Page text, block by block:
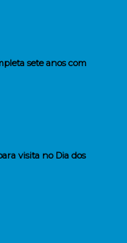
sete anos com
visita no Dia dos